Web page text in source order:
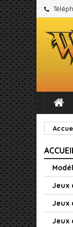
Jeux
Jeux
Jeux